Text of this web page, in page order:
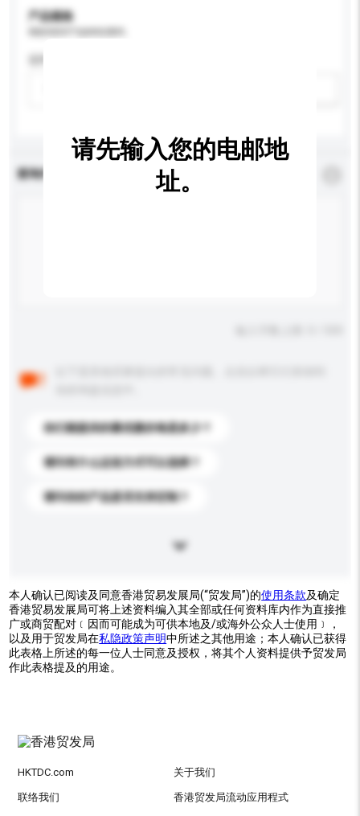
产品规格
查询内容
你们能提供的最优惠价格是多少？
请问有什么运送方式可以选择？
请问你的产品是否支持定制？
请先输入您的电邮地
址。
本人确认已阅读及同意香港贸易发展局(“贸发局”)的使用条款及确定
香港贸易发展局可将上述资料编入其全部或任何资料库内作为直接推
广或商贸配对﹝因而可能成为可供本地及/或海外公众人士使用﹞，
以及用于贸发局在私隐政策声明中所述之其他用途；本人确认已获得
此表格上所述的每一位人士同意及授权，将其个人资料提供予贸发局
作此表格提及的用途。
HKTDC.com 关于我们
联络我们 香港贸发局流动应用程式